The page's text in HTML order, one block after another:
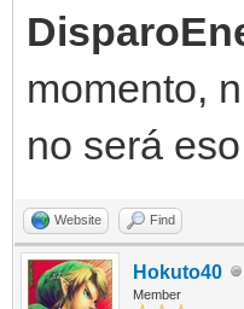
momento,
no será
Website Find
Hokuto40
Member